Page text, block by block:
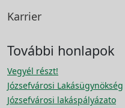
Karrier
További honlapok
Vegyél részt!
Józsefvárosi Lakásügynökség
Józsefvárosi lakáspályázato